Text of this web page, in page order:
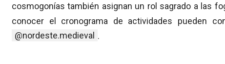
cosmogonías también asignan un rol sagrado a las
conocer el cronograma de actividades pueden
@nordeste.medieval .